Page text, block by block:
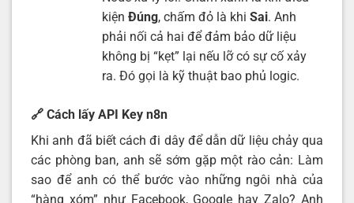
kiện Đúng, chấm đỏ là khi Sai. Anh
phải nối cả hai để đảm bảo dữ liệu
không bị “kẹt” lại nếu lỡ có sự cố xảy
ra. Đó gọi là kỹ thuật bao phủ logic.
🔗 Cách lấy API Key n8n
Khi anh đã biết cách đi dây để dẫn dữ liệu chảy qua
các phòng ban, anh sẽ sớm gặp một rào cản: Làm
sao để anh có thể bước vào những ngôi nhà của
“hàng xóm” như Facebook, Google hay Zalo? Anh